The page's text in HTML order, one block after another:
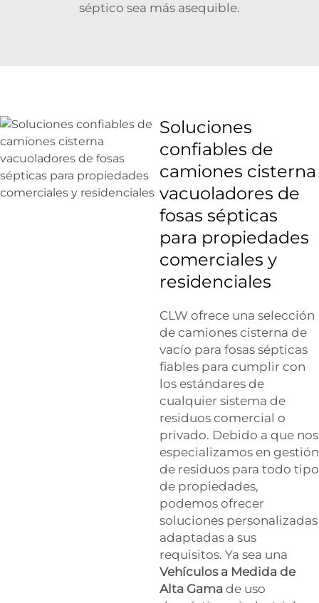
séptico sea más asequible.
Soluciones
confiables de
camiones cisterna
vacuoladores de
fosas sépticas
para propiedades
comerciales y
residenciales
CLW ofrece una selección
de camiones cisterna de
vacío para fosas sépticas
fiables para cumplir con
los estándares de
cualquier sistema de
residuos comercial o
privado. Debido a que nos
especializamos en gestión
de residuos para todo tipo
de propiedades,
podemos ofrecer
soluciones personalizadas
adaptadas a sus
requisitos. Ya sea una
Vehículos a Medida de
Alta Gama de uso